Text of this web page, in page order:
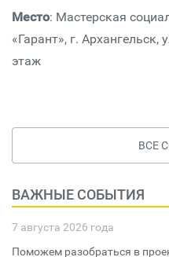
Место: Мастерская
«Гарант», г. Архангельск,
этаж
ВСЕ
ВАЖНЫЕ СОБЫТИЯ
7 августа 2026 года
Поможем разобраться в